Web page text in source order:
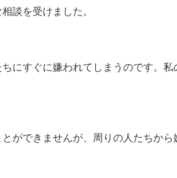
談を受けました。
ちにすぐに嫌われてしまうのです。
ができませんが、周りの人たちか